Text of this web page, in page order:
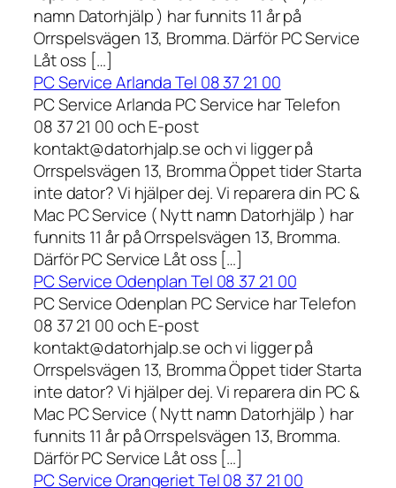
namn Datorhjälp ) har funnits 11 år på
Orrspelsvägen 13, Bromma. Därför PC Service
Låt oss […]
PC Service Arlanda Tel 08 37 21 00
PC Service Arlanda PC Service har Telefon
08 37 21 00 och E-post
kontakt@datorhjalp.se och vi ligger på
Orrspelsvägen 13, Bromma Öppet tider Starta
inte dator? Vi hjälper dej. Vi reparera din PC &
Mac PC Service ( Nytt namn Datorhjälp ) har
funnits 11 år på Orrspelsvägen 13, Bromma.
Därför PC Service Låt oss […]
PC Service Odenplan Tel 08 37 21 00
PC Service Odenplan PC Service har Telefon
08 37 21 00 och E-post
kontakt@datorhjalp.se och vi ligger på
Orrspelsvägen 13, Bromma Öppet tider Starta
inte dator? Vi hjälper dej. Vi reparera din PC &
Mac PC Service ( Nytt namn Datorhjälp ) har
funnits 11 år på Orrspelsvägen 13, Bromma.
Därför PC Service Låt oss […]
PC Service Orangeriet Tel 08 37 21 00